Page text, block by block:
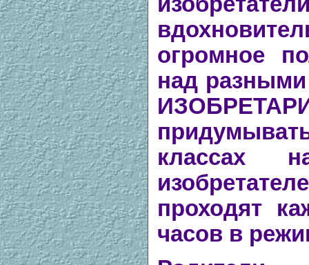
огромное
над
классах
проходят
часов в